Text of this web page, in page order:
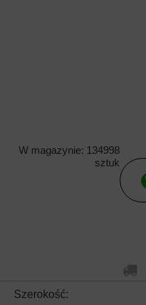
W magazynie: 134998
sztuk
Szerokość: